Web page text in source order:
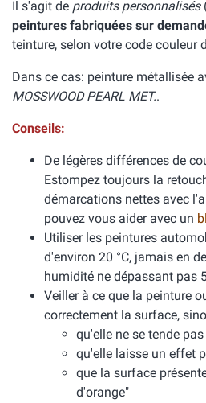
Il s'agit de produits personnalisés
peintures fabriquées sur
teinture, selon votre code couleur
Dans ce cas: peinture métallisée
MOSSWOOD PEARL MET..
Conseils:
De légères différences de
Estompez toujours la
démarcations nettes avec
pouvez vous aider avec un
Utiliser les peintures
d'environ 20 °C, jamais en
humidité ne dépassant pas
Veiller à ce que la peinture
correctement la surface,
qu'elle ne se tende
qu'elle laisse un effet
que la surface
d'orange"